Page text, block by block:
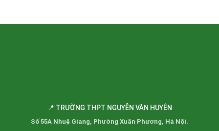
📍 TRƯỜNG THPT NGUYỄN VĂN HUYÊN
Số 55A Nhuệ Giang, Phường Xuân Phương, Hà Nội.